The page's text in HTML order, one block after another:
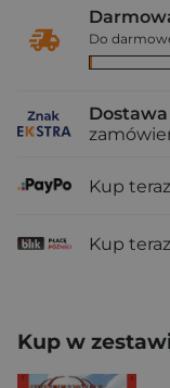
Do
Dostawa
Kup
Kup
Kup w